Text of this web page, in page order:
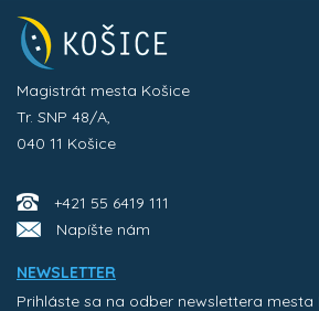
Magistrát mesta Košice
Tr. SNP 48/A,
040 11 Košice
+421 55 6419 111
Napíšte nám
NEWSLETTER
Prihláste sa na odber newslettera mesta